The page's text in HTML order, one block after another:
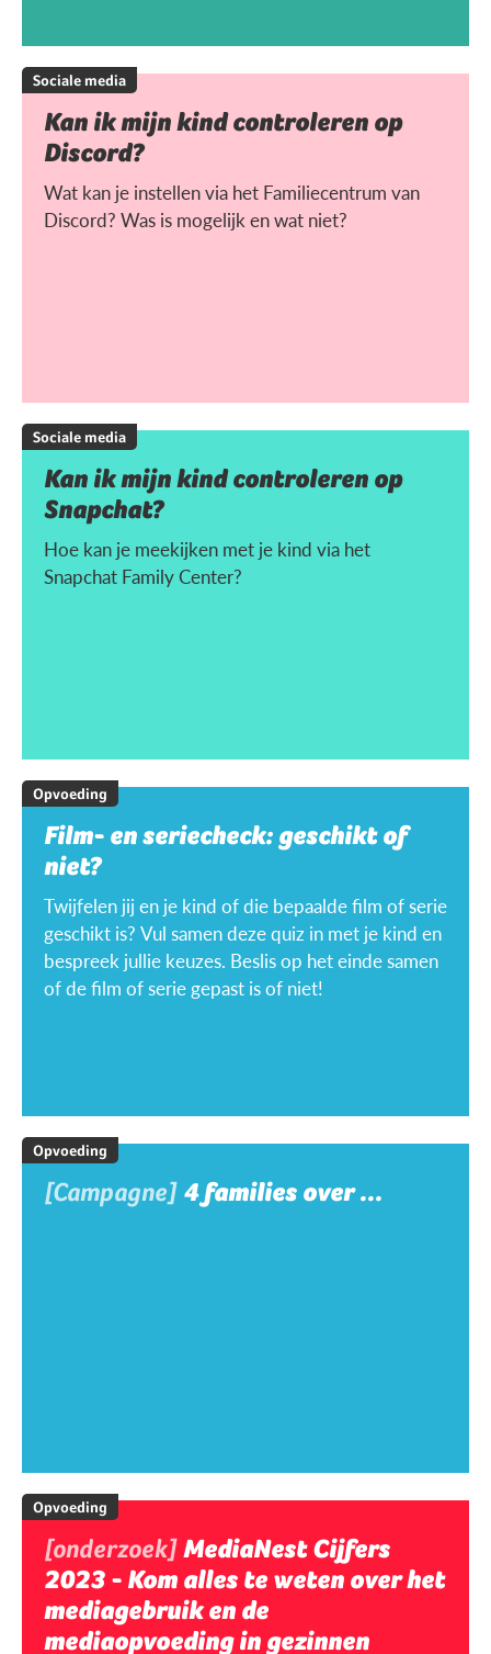
Sociale media
Kan ik mijn kind controleren op
Discord?
Wat kan je instellen via het Familiecentrum van
Discord? Was is mogelijk en wat niet?
Sociale media
Kan ik mijn kind controleren op
Snapchat?
Hoe kan je meekijken met je kind via het
Snapchat Family Center?
Opvoeding
Film- en seriecheck: geschikt of
niet?
Twijfelen jij en je kind of die bepaalde film of serie
geschikt is? Vul samen deze quiz in met je kind en
bespreek jullie keuzes. Beslis op het einde samen
of de film of serie gepast is of niet!
Opvoeding
[Campagne] 4 families over ...
Opvoeding
[onderzoek]MediaNest Cijfers
2023 - Kom alles te weten over het
mediagebruik en de
mediaopvoeding in gezinnen